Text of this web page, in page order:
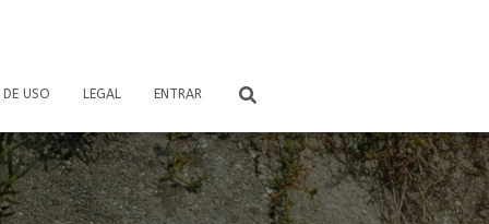
USO LEGAL ENTRAR